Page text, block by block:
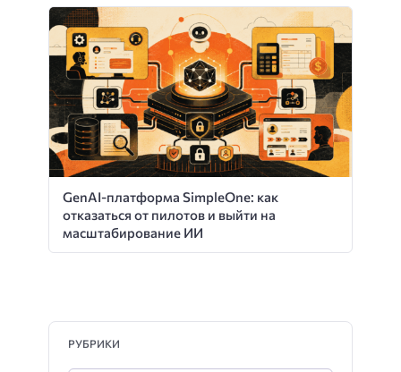
GenAI-платформа SimpleOne: как
отказаться от пилотов и выйти на
масштабирование ИИ
РУБРИКИ